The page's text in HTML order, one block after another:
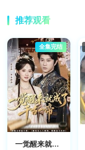
推荐观看
全集完结
一觉醒来就成了千古一帝